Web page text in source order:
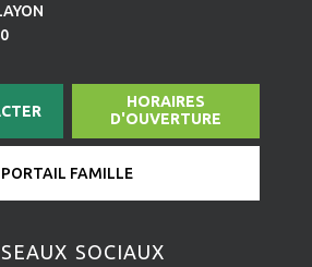
HORAIRES
D'OUVERTURE
PORTAIL FAMILLE
sociaux